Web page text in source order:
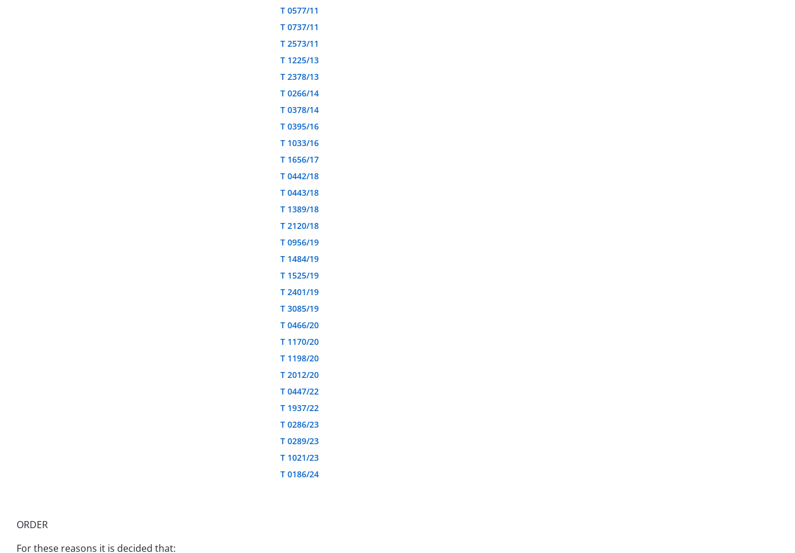
T 0577/11
T 0737/11
T 2573/11
T 1225/13
T 2378/13
T 0266/14
T 0378/14
T 0395/16
T 1033/16
T 1656/17
T 0442/18
T 0443/18
T 1389/18
T 2120/18
T 0956/19
T 1484/19
T 1525/19
T 2401/19
T 3085/19
T 0466/20
T 1170/20
T 1198/20
T 2012/20
T 0447/22
T 1937/22
T 0286/23
T 0289/23
T 1021/23
T 0186/24
ORDER
For these reasons it is decided that: